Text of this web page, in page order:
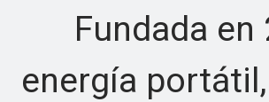
Fundada en
energía